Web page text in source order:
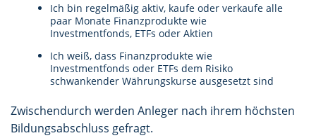
Ich bin regelmäßig aktiv, kaufe oder verkaufe alle
paar Monate Finanzprodukte wie
Investmentfonds, ETFs oder Aktien
Ich weiß, dass Finanzprodukte wie
Investmentfonds oder ETFs dem Risiko
schwankender Währungskurse ausgesetzt sind
Zwischendurch werden Anleger nach ihrem höchsten
Bildungsabschluss gefragt.